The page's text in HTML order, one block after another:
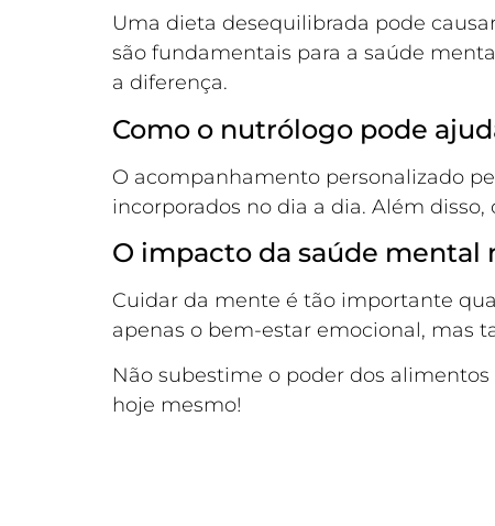
Uma dieta desequilibrada pode
são fundamentais para a saúde
a diferença.
Como o nutrólogo pode
O acompanhamento personalizado
incorporados no dia a dia. Além
O impacto da saúde mental
Cuidar da mente é tão importante
apenas o bem-estar emocional, mas
Não subestime o poder dos
hoje mesmo!